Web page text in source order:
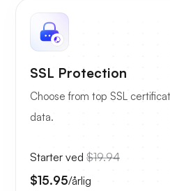
SSL Protection
Choose from top SSL
data.
Starter ved $19.94
$15.95/årlig